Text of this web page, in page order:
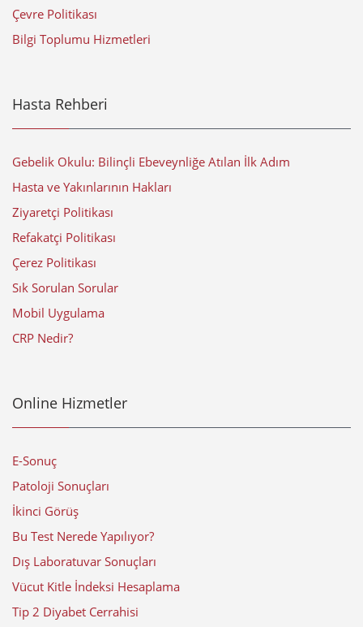
Çevre Politikası
Bilgi Toplumu Hizmetleri
Hasta Rehberi
Gebelik Okulu: Bilinçli Ebeveynliğe Atılan İlk Adım
Hasta ve Yakınlarının Hakları
Ziyaretçi Politikası
Refakatçi Politikası
Çerez Politikası
Sık Sorulan Sorular
Mobil Uygulama
CRP Nedir?
Online Hizmetler
E-Sonuç
Patoloji Sonuçları
İkinci Görüş
Bu Test Nerede Yapılıyor?
Dış Laboratuvar Sonuçları
Vücut Kitle İndeksi Hesaplama
Tip 2 Diyabet Cerrahisi